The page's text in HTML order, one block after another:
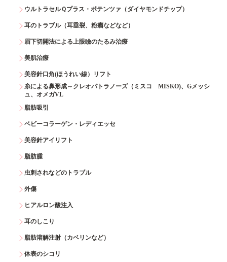
ウルトラセルＱプラス・ポテンツァ（ダイヤモンドチップ）
耳のトラブル（耳垂裂、粉瘤などなど）
眉下切開法による上眼瞼のたるみ治療
美肌治療
美容針口角(ほうれい線）リフト
糸による鼻形成～クレオパトラノーズ（ミスコ MISKO)、Gメッシ
ュ、オメガVL
脂肪吸引
ベビーコラーゲン・レディエッセ
美容針アイリフト
脂肪腫
虫刺されなどのトラブル
外傷
ヒアルロン酸注入
耳のしこり
脂肪溶解注射（カベリンなど）
体表のシコリ